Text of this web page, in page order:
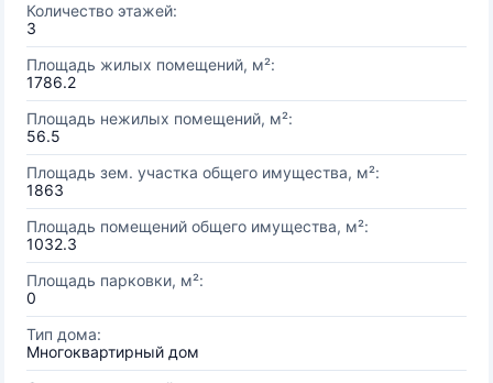
Количество этажей:
3
Площадь жилых помещений, м²:
1786.2
Площадь нежилых помещений, м²:
56.5
Площадь зем. участка общего имущества, м²:
1863
Площадь помещений общего имущества, м²:
1032.3
Площадь парковки, м²:
0
Тип дома:
Многоквартирный дом